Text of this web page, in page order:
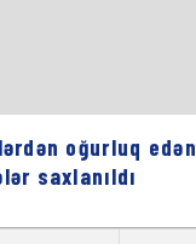
oğurluq edən
saxlanıldı